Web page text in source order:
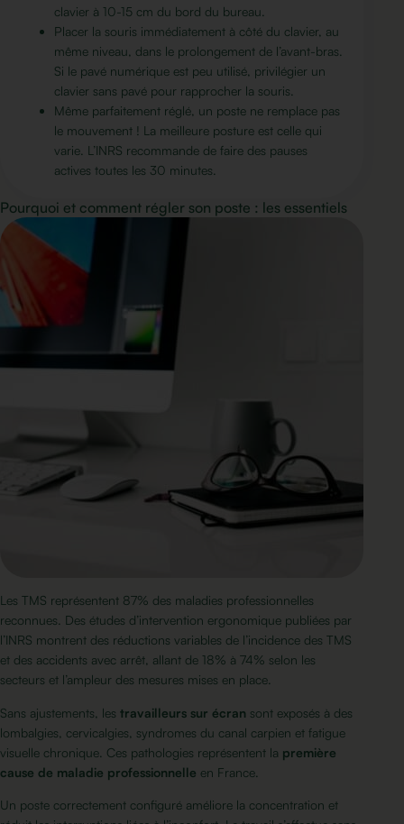
clavier à 10-15 cm du bord du bureau.
Placer la souris immédiatement à côté du clavier, au
même niveau, dans le prolongement de l’avant-bras.
Si le pavé numérique est peu utilisé, privilégier un
clavier sans pavé pour rapprocher la souris.
Même parfaitement réglé, un poste ne remplace pas
le mouvement ! La meilleure posture est celle qui
varie. L’INRS recommande de faire des pauses
actives toutes les 30 minutes.
Pourquoi et comment régler son poste : les essentiels
Les TMS représentent 87% des maladies professionnelles
reconnues. Des études d’intervention ergonomique publiées par
l’INRS montrent des réductions variables de l’incidence des TMS
et des accidents avec arrêt, allant de 18% à 74% selon les
secteurs et l’ampleur des mesures mises en place.
Sans ajustements, les travailleurs sur écran sont exposés à des
lombalgies, cervicalgies, syndromes du canal carpien et fatigue
visuelle chronique. Ces pathologies représentent la première
cause de maladie professionnelle en France.
Un poste correctement configuré améliore la concentration et